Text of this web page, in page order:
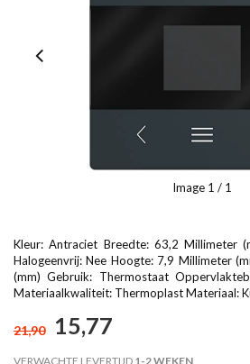
Image 1 / 1
Kleur: Antraciet Breedte: 63,2 Millimeter
Halogeenvrij: Nee Hoogte: 7,9 Millimeter
(mm) Gebruik: Thermostaat
Materiaalkwaliteit: Thermoplast Materiaal:
21,90 15,77
VERWACHTE LEVERTIJD 1-2 WEKEN